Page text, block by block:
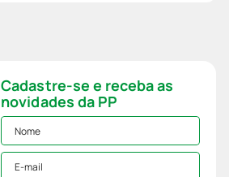
Cadastre-se e receba as
novidades da PP